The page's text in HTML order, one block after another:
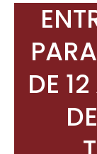
DE